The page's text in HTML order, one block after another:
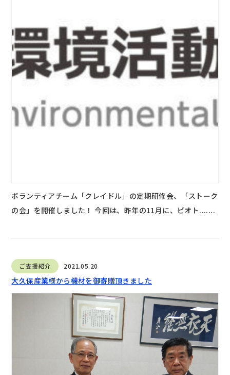
ボランティアチーム「クレイドル」の定期研修会、「ストーク
の会」を開催しました！ 今回は、昨年の11月に、ビオト.......
ご支援紹介 2021.05.20
大久保産業様から機材を御寄贈頂きました